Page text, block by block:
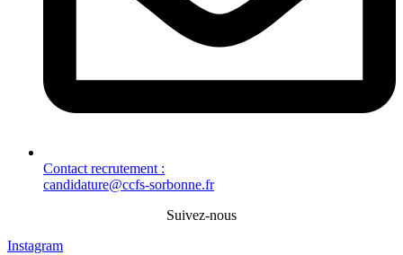
Contact recrutement :
candidature@ccfs-sorbonne.fr
Suivez-nous
Instagram